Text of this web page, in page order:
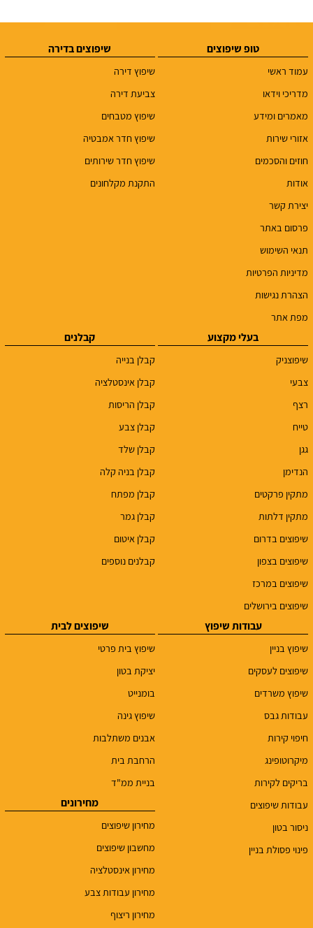
טופ שיפוצים
עמוד ראשי
מדריכי וידאו
מאמרים ומידע
אזורי שירות
חוזים והסכמים
אודות
יצירת קשר
פרסום באתר
תנאי השימוש
מדיניות הפרטיות
הצהרת נגישות
מפת אתר
שיפוצים בדירה
שיפוץ דירה
צביעת דירה
שיפוץ מטבחים
שיפוץ חדר אמבטיה
שיפוץ חדר שירותים
התקנת מקלחונים
בעלי מקצוע
שיפוצניק
צבעי
רצף
טייח
גגן
הנדימן
מתקין פרקטים
מתקין דלתות
שיפוצים בדרום
שיפוצים בצפון
שיפוצים במרכז
שיפוצים בירושלים
קבלנים
קבלן בנייה
קבלן אינסטלציה
קבלן הריסות
קבלן צבע
קבלן שלד
קבלן בניה קלה
קבלן מפתח
קבלן גמר
קבלן איטום
קבלנים נוספים
עבודות שיפוץ
שיפוץ בניין
שיפוצים לעסקים
שיפוץ משרדים
עבודות גבס
חיפוי קירות
מיקרוטופינג
בריקים לקירות
עבודות שיפוצים
ניסור בטון
פינוי פסולת בניין
שיפוצים לבית
שיפוץ בית פרטי
יציקת בטון
בומנייט
שיפוץ גינה
אבנים משתלבות
הרחבת בית
בניית ממ"ד
מחירונים
מחירון שיפוצים
מחשבון שיפוצים
מחירון אינסטלציה
מחירון עבודות צבע
מחירון ריצוף